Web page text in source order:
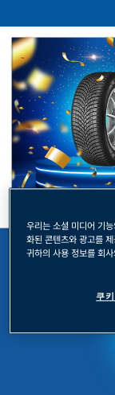
우리는 소셜 미디어 기
화된 콘텐츠와 광고를
귀하의 사용 정보를 회
쿠